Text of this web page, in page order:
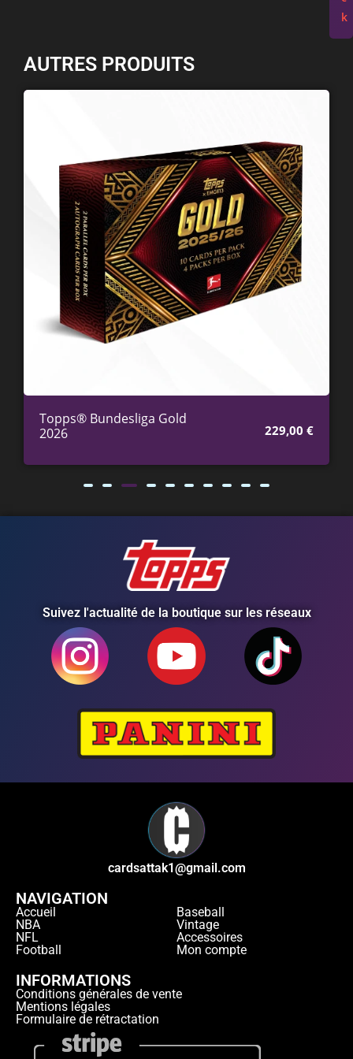
k
AUTRES PRODUITS
Topps® Bundesliga Gold
2026
229,00 €
Suivez l'actualité de la boutique sur les réseaux
cardsattak1@gmail.com
NAVIGATION
Accueil
NBA
NFL
Football
Baseball
Vintage
Accessoires
Mon compte
INFORMATIONS
Conditions générales de vente
Mentions légales
Formulaire de rétractation